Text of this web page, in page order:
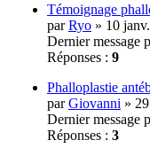
Témoignage
parRyo » 10
Dernier message
Réponses : 9
Phalloplastie
parGiovanni »
Dernier message
Réponses : 3